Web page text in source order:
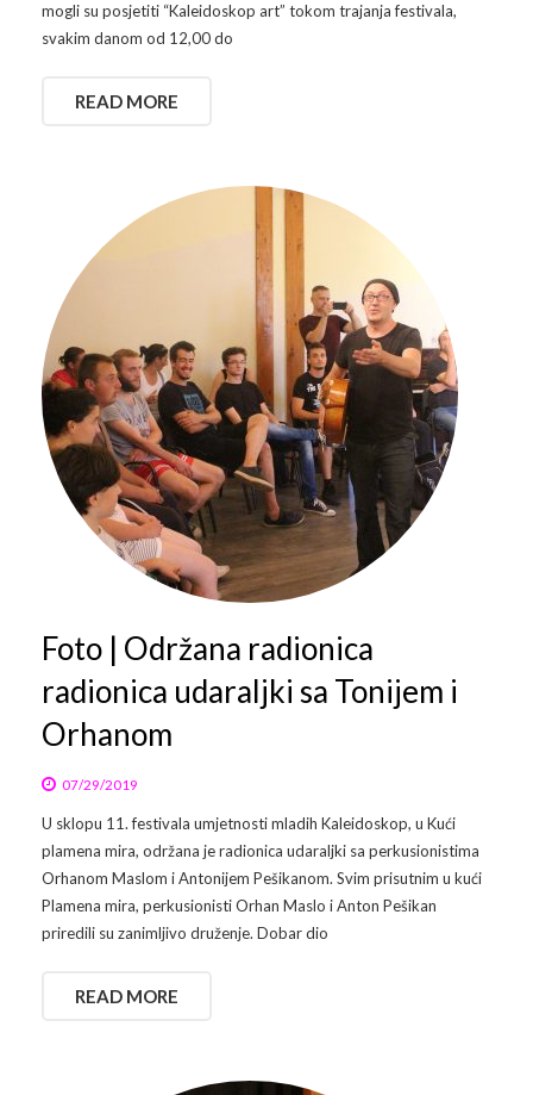
mogli su posjetiti “Kaleidoskop art” tokom trajanja festivala,
svakim danom od 12,00 do
READ MORE
Foto | Održana radionica
radionica udaraljki sa Tonijem i
Orhanom
07/29/2019
U sklopu 11. festivala umjetnosti mladih Kaleidoskop, u Kući
plamena mira, održana je radionica udaraljki sa perkusionistima
Orhanom Maslom i Antonijem Pešikanom. Svim prisutnim u kući
Plamena mira, perkusionisti Orhan Maslo i Anton Pešikan
priredili su zanimljivo druženje. Dobar dio
READ MORE